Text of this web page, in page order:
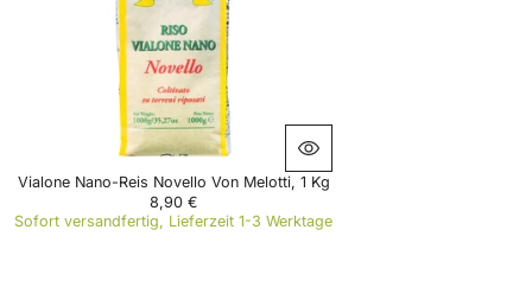
I
E
8
9
0
€
Vialone Nano-Reis Novello Von Melotti, 1 Kg
R
E
8,90 €
Sofort versandfertig, Lieferzeit 1-3 Werktage